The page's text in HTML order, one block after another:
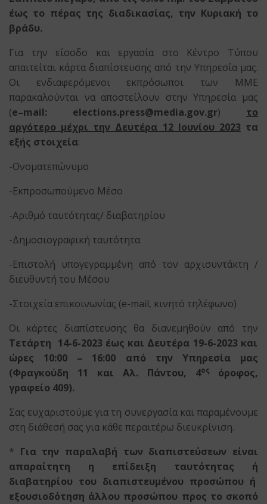
έως το πέρας της διαδικασίας, την Κυριακή το
βράδυ.
Για την είσοδο και εργασία στο Κέντρο Τύπου
απαιτείται κάρτα διαπίστευσης από την Υπηρεσία μας.
Οι ενδιαφερόμενοι εκπρόσωποι των ΜΜΕ
παρακαλούνται να αποστείλουν στην Υπηρεσία μας
(e–mail: elections.press@media.gov.gr) το
αργότερο μέχρι την Δευτέρα 12 Ιουνίου 2023 τα
εξής στοιχεία:
-Ονοματεπώνυμο
-Εκπροσωπούμενο Μέσο
-Αριθμό ταυτότητας/ διαβατηρίου
-Δημοσιογραφική ταυτότητα
-Επιστολή υπογεγραμμένη από τον αρχισυντάκτη /
διευθυντή του Μέσου
-Στοιχεία επικοινωνίας (e-mail, κινητό τηλέφωνο)
Οι κάρτες διαπίστευσης θα διανεμηθούν από την
Τετάρτη 14-6-2023 έως και Δευτέρα 19-6-2023 και
ώρες 10:00 – 16:00 από την Υπηρεσία μας
(Φραγκούδη 11 και Αλ. Πάντου, 4ος όροφος,
γραφείο 409).
Σας ευχαριστούμε για τη συνεργασία και παραμένουμε
στη διάθεσή σας για κάθε περαιτέρω διευκρίνιση.
* Για την παραλαβή των διαπιστεύσεων είναι
απαραίτητη η επίδειξη ταυτότητας ή
διαβατηρίου του διαπιστευμένου προσώπου ή
εξουσιοδότηση άλλου προσώπου προς το σκοπό